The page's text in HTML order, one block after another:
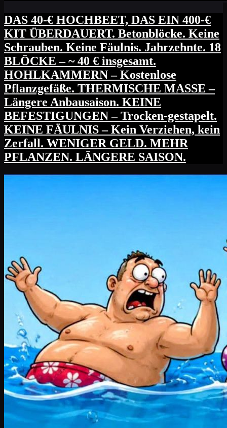
DAS 40-€ HOCHBEET, DAS EIN 400-€
KIT ÜBERDAUERT. Betonblöcke. Keine
Schrauben. Keine Fäulnis. Jahrzehnte. 18
BLÖCKE – ~ 40 € insgesamt.
HOHLKAMMERN – Kostenlose
Pflanzgefäße. THERMISCHE MASSE –
Längere Anbausaison. KEINE
BEFESTIGUNGEN – Trocken-gestapelt.
KEINE FÄULNIS – Kein Verziehen, kein
Zerfall. WENIGER GELD. MEHR
PFLANZEN. LÄNGERE SAISON.